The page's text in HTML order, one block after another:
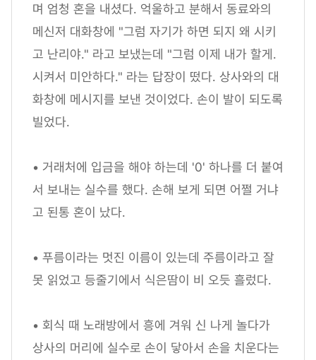
며 엄청 혼을 내셨다. 억울하고 분해서 동료와의
메신저 대화창에 "그럼 자기가 하면 되지 왜 시키
고 난리야." 라고 보냈는데 "그럼 이제 내가 할게.
시켜서 미안하다." 라는 답장이 떴다. 상사와의 대
화창에 메시지를 보낸 것이었다. 손이 발이 되도록
빌었다.
• 거래처에 입금을 해야 하는데 '0' 하나를 더 붙여
서 보내는 실수를 했다. 손해 보게 되면 어쩔 거냐
고 된통 혼이 났다.
• 푸름이라는 멋진 이름이 있는데 주름이라고 잘
못 읽었고 등줄기에서 식은땀이 비 오듯 흘렀다.
• 회식 때 노래방에서 흥에 겨워 신 나게 놀다가
상사의 머리에 실수로 손이 닿아서 손을 치운다는